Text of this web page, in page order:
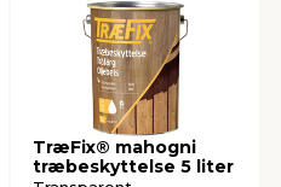
TræFix® mahogni
træbeskyttelse 5 liter